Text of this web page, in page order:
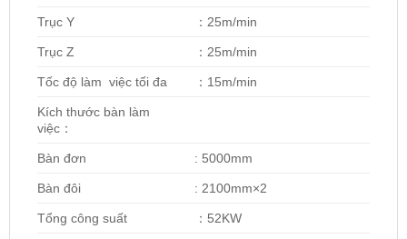
Trục Y ：25m/min
Trục Z ：25m/min
Tốc độ làm việc tối đa ：15m/min
Kích thước bàn làm
việc：
Bàn đơn : 5000mm
Bàn đôi : 2100mm×2
Tổng công suất ：52KW